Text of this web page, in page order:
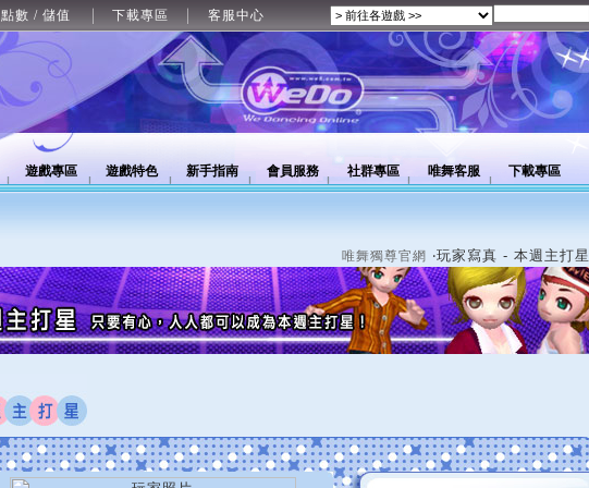
點數 / 儲值 下載專區 客服中心
遊戲專區 遊戲特色 新手指南 會員服務 社群專區 唯舞客服 下載專區
唯舞獨尊官網 ‧玩家寫真 - 本週主打星